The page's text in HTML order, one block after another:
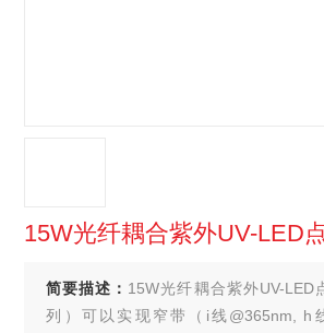
15W光纤耦合紫外UV-LED
简要描述： 15W光纤耦合紫外UV-LED
列）可以实现窄带（i线@365nm, h